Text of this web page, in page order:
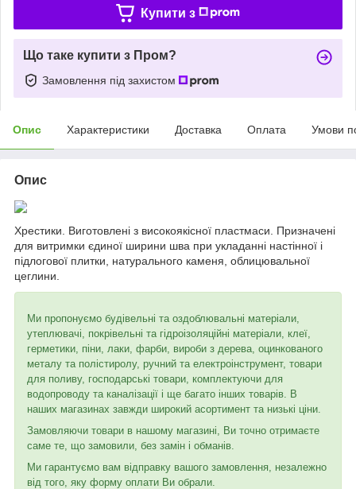
Купити з
Що таке купити з Пром?
Замовлення під захистом
Опис Характеристики Доставка Оплата Умови
Опис
Хрестики. Виготовлені з високоякісної пластмаси. Призначені
для витримки єдиної ширини шва при укладанні настінної і
підлогової плитки, натурального каменя, облицювальної
цеглини.
Ми пропонуємо будівельні та оздоблювальні матеріали,
утеплювачі, покрівельні та гідроізоляційні матеріали, клеї,
герметики, піни, лаки, фарби, вироби з дерева, оцинкованого
металу та полістиролу, ручний та електроінструмент, товари
для поливу, господарські товари, комплектуючи для
водопроводу та каналізації і ще багато інших товарів. В
наших магазинах завжди широкий асортимент та низькі ціни.
Замовляючи товари в нашому магазині, Ви точно отримаєте
саме те, що замовили, без замін і обманів.
Ми гарантуємо вам відправку вашого замовлення, незалежно
від того, яку форму оплати Ви обрали.